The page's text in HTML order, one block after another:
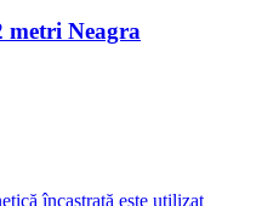
metri Neagra